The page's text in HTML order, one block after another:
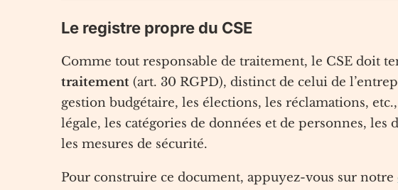
Le registre propre du CSE
Comme tout responsable de traitement, le CSE doit
traitement (art. 30 RGPD), distinct de celui de
gestion budgétaire, les élections, les réclamations,
légale, les catégories de données et de personnes, les
les mesures de sécurité.
Pour construire ce document, appuyez-vous sur notre